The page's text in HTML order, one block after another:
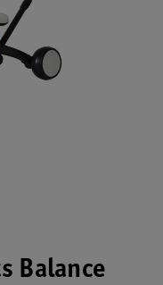
Balance